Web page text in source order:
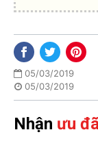
05/03/2019
05/03/2019
Nhận ưu